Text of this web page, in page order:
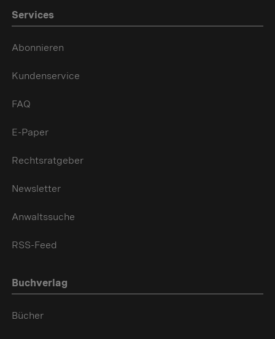
Services
Abonnieren
Kundenservice
FAQ
E-Paper
Rechtsratgeber
Newsletter
Anwaltssuche
RSS-Feed
Buchverlag
Bücher